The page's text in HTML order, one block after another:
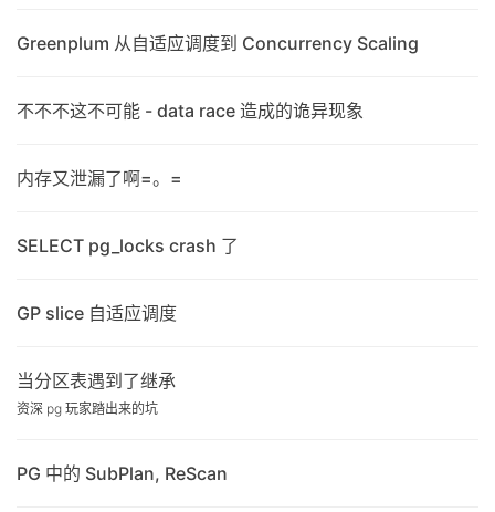
Greenplum 从自适应调度到 Concurrency Scaling
不不不这不可能 - data race 造成的诡异现象
内存又泄漏了啊=。=
SELECT pg_locks crash 了
GP slice 自适应调度
当分区表遇到了继承
资深 pg 玩家踏出来的坑
PG 中的 SubPlan, ReScan